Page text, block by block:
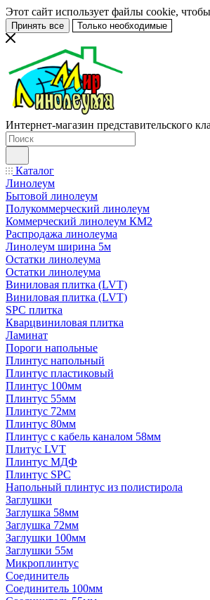
Этот сайт использует файлы cookie,
Принять все Только необходимые
Интернет-магазин представительского
Каталог
Линолеум
Бытовой линолеум
Полукоммерческий линолеум
Коммерческий линолеум КМ2
Распродажа линолеума
Линолеум ширина 5м
Остатки линолеума
Остатки линолеума
Виниловая плитка (LVT)
Виниловая плитка (LVT)
SPC плитка
Кварцвиниловая плитка
Ламинат
Пороги напольные
Плинтус напольный
Плинтус пластиковый
Плинтус 100мм
Плинтус 55мм
Плинтус 72мм
Плинтус 80мм
Плинтус с кабель каналом 58мм
Плитус LVT
Плинтус МДФ
Плинтус SPC
Напольный плинтус из полистирола
Заглушки
Заглушка 58мм
Заглушка 72мм
Заглушки 100мм
Заглушки 55м
Микроплинтус
Соединитель
Соединитель 100мм